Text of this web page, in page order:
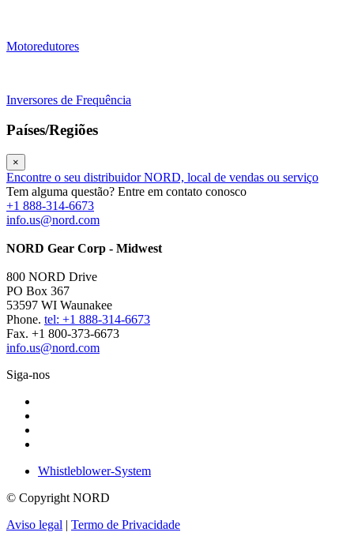
Motoredutores
Inversores de Frequência
Países/Regiões
×
Encontre o seu distribuidor NORD, local de vendas ou serviço
Tem alguma questão? Entre em contato conosco
+1 888-314-6673
info.us@nord.com
NORD Gear Corp - Midwest
800 NORD Drive
PO Box 367
53597 WI Waunakee
Phone. tel: +1 888-314-6673
Fax. +1 800-373-6673
info.us@nord.com
Siga-nos
Whistleblower-System
© Copyright NORD
Aviso legal | Termo de Privacidade